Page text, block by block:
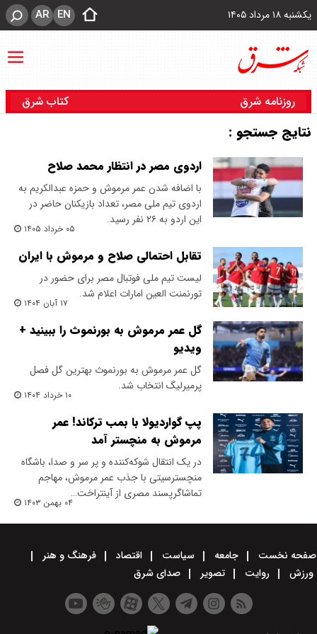
یکشنبه ۱۸ مرداد ۱۴۰۵ EN
AR
روزنامه شرق کتاب شرق
نتایج جستجو :
اردوی مصر در انتظار محمد صلاح
با اضافه شدن عمر مرموش و حمزه عبدالکریم به
اردوی تیم ملی مصر، تعداد بازیکنان حاضر در
این اردو به ۲۶ نفر رسید.
۰۵ خرداد ۱۴۰۵
تقابل احتمالی صلاح و مرموش با ایران
لیست تیم ملی فوتبال مصر برای حضور در
تورنمنت العین امارات اعلام شد.
۱۷ آبان ۱۴۰۴
گل عمر مرموش به بورنموث را ببینید +
ویدیو
گل عمر مرموش به بورنموث بهترین گل فصل
پرمیرلیگ انتخاب شد.
۱۰ خرداد ۱۴۰۴
پپ گواردیولا با بمب ترکاند! عمر
مرموش به منچستر آمد
در یک انتقال شوکه‌کننده و پر سر و صدا، باشگاه
منچسترسیتی با جذب عمر مرموش، مهاجم
تماشاگرپسند مصری از آینتراخت…
۰۴ بهمن ۱۴۰۳
صفحه نخست جامعه سیاست اقتصاد
فرهنگ و هنر
ورزش
روایت تصویر صدای شرق